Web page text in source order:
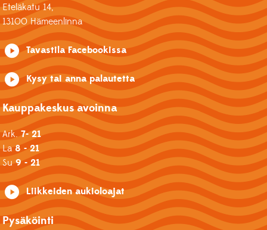
Eteläkatu 14,
13100 Hämeenlinna
Tavastila Facebookissa
Kysy tai anna palautetta
Kauppakeskus avoinna
Ark.7- 21
La8 - 21
Su9 - 21
Liikkeiden aukioloajat
Pysäköinti